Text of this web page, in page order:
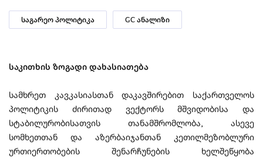
საგარეო პოლიტიკა GC ანალიზი
საკითხის ზოგადი დახასიათება
სამხრეთ კავკასიასთან დაკავშირებით საქართველოს
პოლიტიკის ძირითად ვექტორს მშვიდობისა და
სტაბილურობისათვის თანამშრომლობა, ასევე
სომხეთთან და აზერბაიჯანთან კეთილმეზობლური
ურთიერთობების შენარჩუნების ხელშეწყობა